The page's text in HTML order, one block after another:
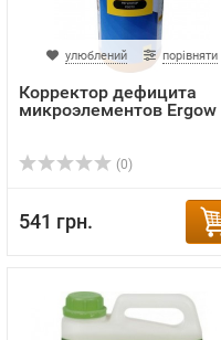
улюблений порівняти
Корректор дефицита
микроэлементов Ergow
(0)
541 грн.